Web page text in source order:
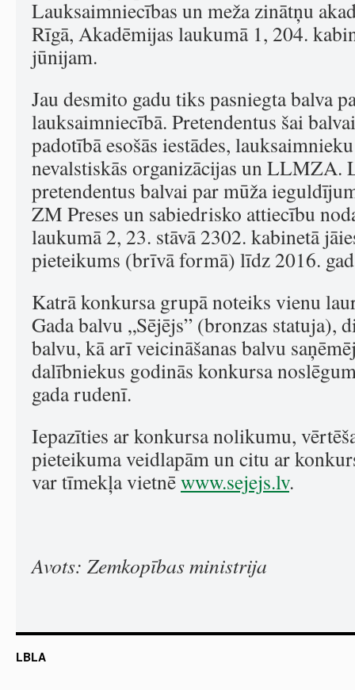
Lauksaimniecības un meža zinātņu
Rīgā, Akadēmijas laukumā 1, 204.
jūnijam.
Jau desmito gadu tiks pasniegta balva
lauksaimniecībā. Pretendentus šai
padotībā esošās iestādes,
nevalstiskās organizācijas un LLMZA.
pretendentus balvai par mūža
ZM Preses un sabiedrisko attiecību
laukumā 2, 23. stāvā 2302. kabinetā
pieteikums (brīvā formā) līdz 2016.
Katrā konkursa grupā noteiks vienu
Gada balvu „Sējējs” (bronzas statuja),
balvu, kā arī veicināšanas balvu
dalībniekus godinās konkursa
gada rudenī.
Iepazīties ar konkursa nolikumu,
pieteikuma veidlapām un citu ar
var tīmekļa vietnēwww.sejejs.lv.
Avots: Zemkopības ministrija
LBLA